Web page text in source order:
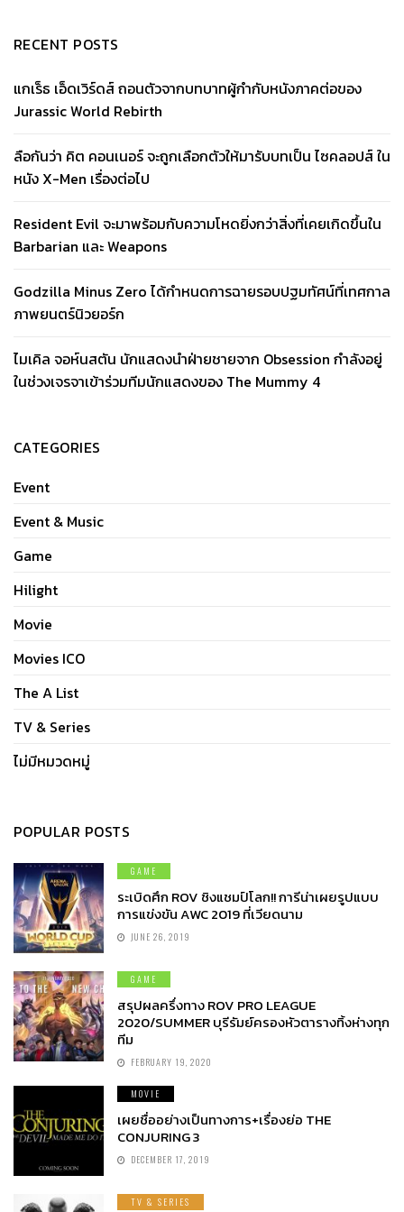
RECENT POSTS
แกเร็ธ เอ็ดเวิร์ดส์ ถอนตัวจากบทบาทผู้กำกับหนังภาคต่อของ
Jurassic World Rebirth
ลือกันว่า คิต คอนเนอร์ จะถูกเลือกตัวให้มารับบทเป็น ไซคลอปส์ ใน
หนัง X-Men เรื่องต่อไป
Resident Evil จะมาพร้อมกับความโหดยิ่งกว่าสิ่งที่เคยเกิดขึ้นใน
Barbarian และ Weapons
Godzilla Minus Zero ได้กำหนดการฉายรอบปฐมทัศน์ที่เทศกาล
ภาพยนตร์นิวยอร์ก
ไมเคิล จอห์นสตัน นักแสดงนำฝ่ายชายจาก Obsession กำลังอยู่
ในช่วงเจรจาเข้าร่วมทีมนักแสดงของ The Mummy 4
CATEGORIES
Event
Event & Music
Game
Hilight
Movie
Movies ICO
The A List
TV & Series
ไม่มีหมวดหมู่
POPULAR POSTS
GAME
ระเบิดศึก ROV ชิงแชมป์โลก!! การีน่าเผยรูปแบบ
การแข่งขัน AWC 2019 ที่เวียดนาม
JUNE 26, 2019
GAME
สรุปผลครึ่งทาง ROV PRO LEAGUE
2020/SUMMER บุรีรัมย์ครองหัวตารางทิ้งห่างทุก
ทีม
FEBRUARY 19, 2020
MOVIE
เผยชื่ออย่างเป็นทางการ+เรื่องย่อ THE
CONJURING 3
DECEMBER 17, 2019
TV & SERIES